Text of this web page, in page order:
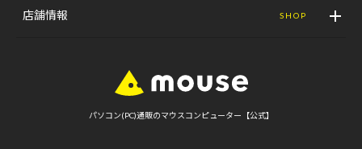
店舗情報 SHOP
パソコン(PC)通販のマウスコンピューター【公式】